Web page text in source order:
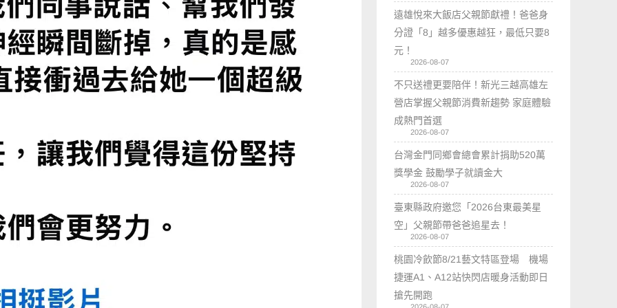
遠雄悅來大飯店父親節獻禮！爸爸身
分證「8」越多優惠越狂，最低只要8
元！
2026-08-07
不只送禮更要陪伴！新光三越高雄左
營店掌握父親節消費新趨勢 家庭體驗
成熱門首選
2026-08-07
台灣金門同鄉會總會累計捐助520萬
獎學金 鼓勵學子就讀金大
2026-08-07
臺東縣政府邀您「2026台東最美星
空」父親節帶爸爸追星去！
2026-08-07
桃園冷飲節8/21藝文特區登場 機場
捷運A1、A12站快閃店暖身活動即日
搶先開跑